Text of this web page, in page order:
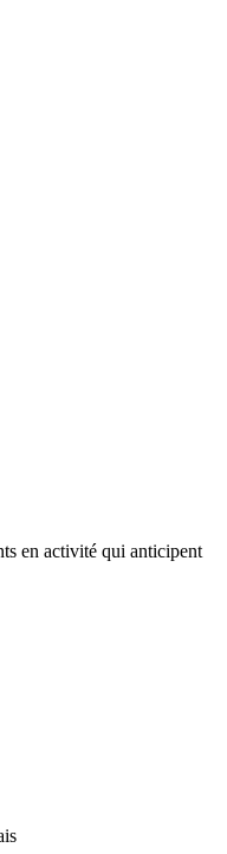
en activité qui anticipent